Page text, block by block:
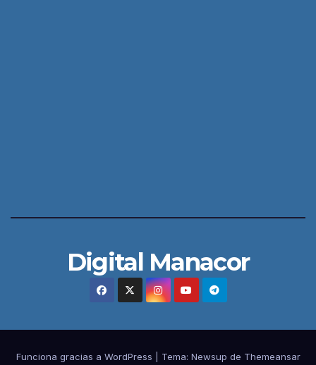
Digital Manacor
Funciona gracias a WordPress Tema: Newsup de Themeansar